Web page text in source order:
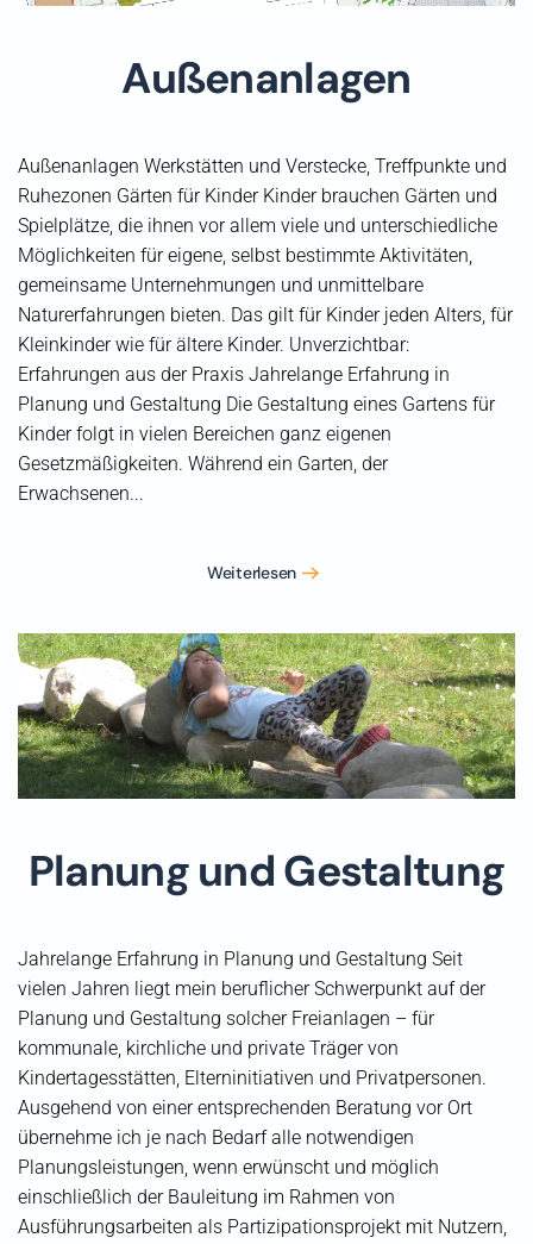
Außenanlagen
Außenanlagen Werkstätten und Verstecke, Treffpunkte und
Ruhezonen Gärten für Kinder Kinder brauchen Gärten und
Spielplätze, die ihnen vor allem viele und unterschiedliche
Möglichkeiten für eigene, selbst bestimmte Aktivitäten,
gemeinsame Unternehmungen und unmittelbare
Naturerfahrungen bieten. Das gilt für Kinder jeden Alters, für
Kleinkinder wie für ältere Kinder. Unverzichtbar:
Erfahrungen aus der Praxis Jahrelange Erfahrung in
Planung und Gestaltung Die Gestaltung eines Gartens für
Kinder folgt in vielen Bereichen ganz eigenen
Gesetzmäßigkeiten. Während ein Garten, der
Erwachsenen...
Weiterlesen
Planung und Gestaltung
Jahrelange Erfahrung in Planung und Gestaltung Seit
vielen Jahren liegt mein beruflicher Schwerpunkt auf der
Planung und Gestaltung solcher Freianlagen – für
kommunale, kirchliche und private Träger von
Kindertagesstätten, Elterninitiativen und Privatpersonen.
Ausgehend von einer entsprechenden Beratung vor Ort
übernehme ich je nach Bedarf alle notwendigen
Planungsleistungen, wenn erwünscht und möglich
einschließlich der Bauleitung im Rahmen von
Ausführungsarbeiten als Partizipationsprojekt mit Nutzern,